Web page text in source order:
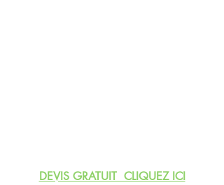
DEVIS GRATUIT  CLIQUEZ ICI